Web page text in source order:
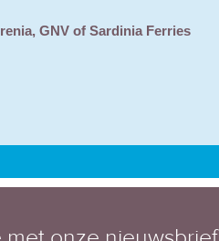
GNV of Sardinia Ferries